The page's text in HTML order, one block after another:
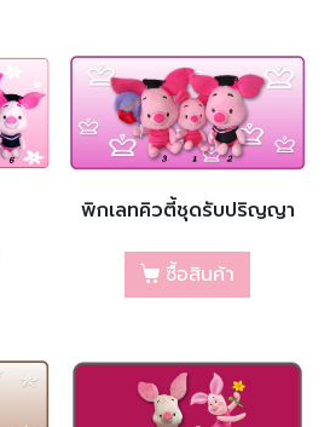
พิกเลทคิวตี้ชุดรับปริญญา
ซื้อสินค้า